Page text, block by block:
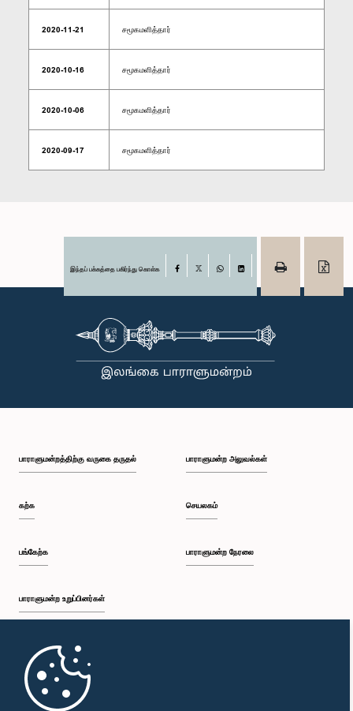
2020-11-21 சமூகமளித்தார்
2020-10-16 சமூகமளித்தார்
2020-10-06 சமூகமளித்தார்
2020-09-17 சமூகமளித்தார்
இந்தப் பக்கத்தை பகிர்ந்து கொள்க Facebook
பாராளுமன்றத்திற்கு வருகை தருதல்
கற்க
பங்கேற்க
பாராளுமன்ற உறுப்பினர்கள்
முதற்பக்கம்
பாராளுமன்ற அலுவல்கள்
செயலகம்
பாராளுமன்ற நேரலை